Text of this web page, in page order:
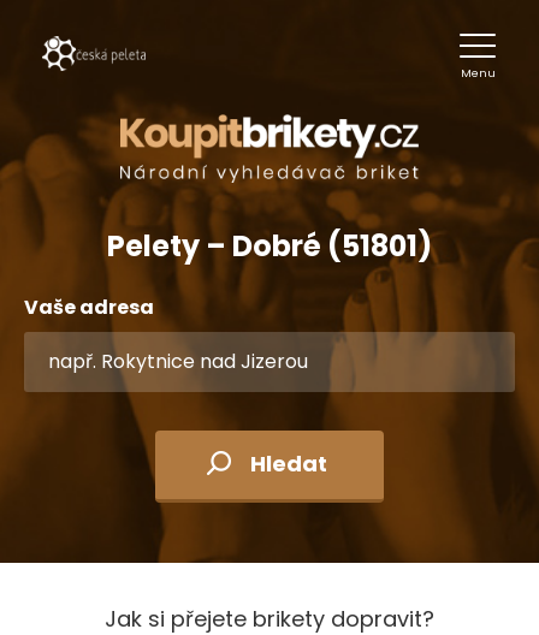
Menu
Pelety – Dobré (51801)
Vaše adresa
Hledat
Jak si přejete brikety dopravit?